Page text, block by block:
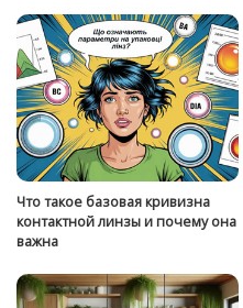
Что такое базовая кривизна
контактной линзы и почему она
важна